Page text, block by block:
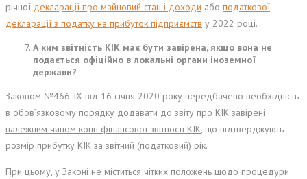
річної декларації про майновий стан і доходи або податкової
декларації з податку на прибуток підприємств у 2022 році.
А ким звітність КІК має бути завірена, якщо вона не
подається офіційно в локальні органи іноземної
держави?
Законом №466-IX від 16 січня 2020 року передбачено необхідність
в обов’язковому порядку додавати до звіту про КІК завірені
належним чином копії фінансової звітності КІК, що підтверджують
розмір прибутку КІК за звітний (податковий) рік.
При цьому, у Законі не міститься чітких положень щодо процедури